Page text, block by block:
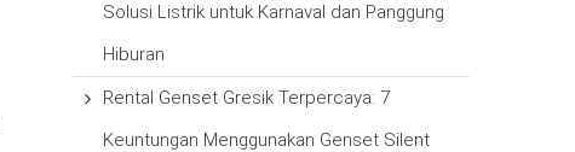
Solusi Listrik untuk Karnaval dan Panggung
Hiburan
Rental Genset Gresik Terpercaya: 7
Keuntungan Menggunakan Genset Silent